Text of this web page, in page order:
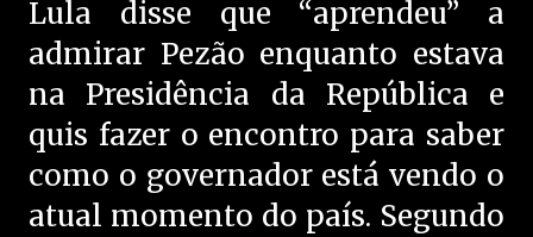
Lula disse que “aprendeu” a
admirar Pezão enquanto estava
na Presidência da República e
quis fazer o encontro para saber
como o governador está vendo o
atual momento do país. Segundo